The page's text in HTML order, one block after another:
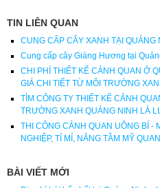
TIN LIÊN QUAN
CUNG CẤP CÂY XANH TẠI QUẢNG
Cung cấp cây Giáng Hương tại
CHI PHÍ THIẾT KẾ CẢNH QUAN Ở
GIÁ CHI TIẾT TỪ MÔI TRƯỜNG
TÌM CÔNG TY THIẾT KẾ CẢNH
TRƯỜNG XANH QUẢNG NINH LÀ
THI CÔNG CẢNH QUAN UÔNG BÍ -
NGHIỆP, TỈ MỈ, NÂNG TẦM MỸ
BÀI VIẾT MỚI